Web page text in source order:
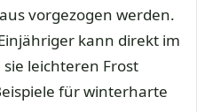
vorgezogen werden.
kann direkt im
leichteren Frost
für winterharte